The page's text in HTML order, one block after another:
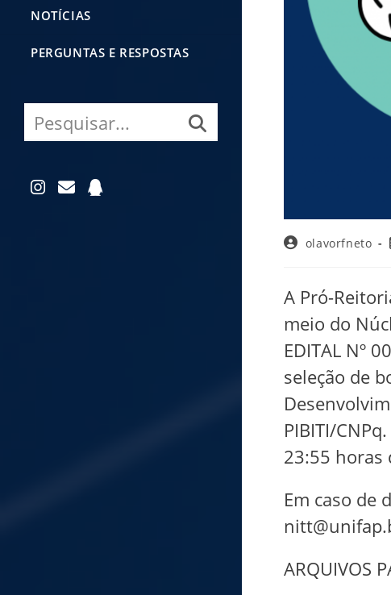
NOTÍCIAS
PERGUNTAS E RESPOSTAS
Pesquisar...
olavorfneto
A Pró-
meio do
EDITAL Nº
seleção de
PIBITI/
23:55 horas
Em caso de
ARQUIVOS